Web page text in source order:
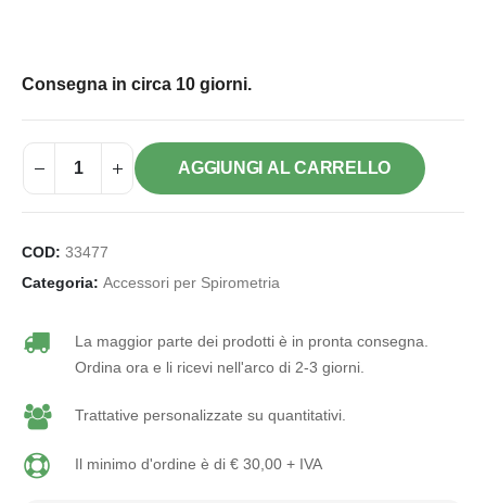
Consegna in circa 10 giorni.
AGGIUNGI AL CARRELLO
COD: 33477
Categoria: Accessori per Spirometria
La maggior parte dei prodotti è in pronta consegna.
Ordina ora e li ricevi nell'arco di 2-3 giorni.
Trattative personalizzate su quantitativi.
Il minimo d'ordine è di € 30,00 + IVA